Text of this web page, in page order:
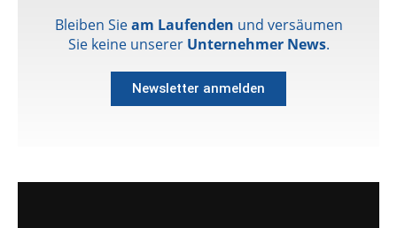
Bleiben Sieam Laufenden und versäumen
Sie keine unserer Unternehmer News.
Newsletter anmelden